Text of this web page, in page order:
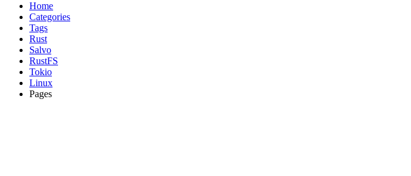
Home
Categories
Tags
Rust
Salvo
RustFS
Tokio
Linux
Pages